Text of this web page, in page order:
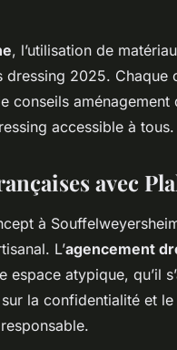
, l’utilisation de
2025. Chaque
conseils aménagement
accessible à tous.
avec
à
L’agencement
atypique, qu’il
la confidentialité et